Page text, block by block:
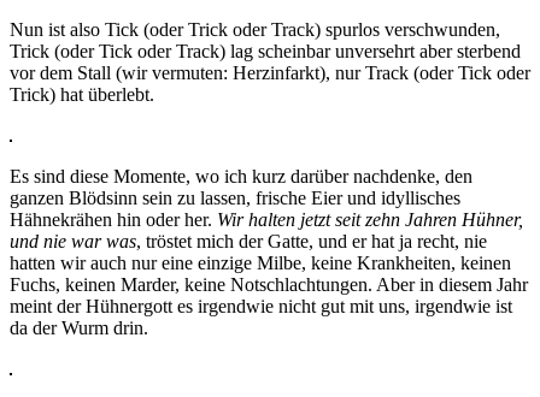
Nun ist also Tick (oder Trick oder Track) spurlos verschwunden,
Trick (oder Tick oder Track) lag scheinbar unversehrt aber sterbend
vor dem Stall (wir vermuten: Herzinfarkt), nur Track (oder Tick oder
Trick) hat überlebt.
Es sind diese Momente, wo ich kurz darüber nachdenke, den
ganzen Blödsinn sein zu lassen, frische Eier und idyllisches
Hähnekrähen hin oder her. Wir halten jetzt seit zehn Jahren Hühner,
und nie war was, tröstet mich der Gatte, und er hat ja recht, nie
hatten wir auch nur eine einzige Milbe, keine Krankheiten, keinen
Fuchs, keinen Marder, keine Notschlachtungen. Aber in diesem Jahr
meint der Hühnergott es irgendwie nicht gut mit uns, irgendwie ist
da der Wurm drin.